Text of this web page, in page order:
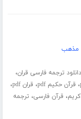
مذهب
دانلود ترجمه فارسی قران،
، قرآن حکیم pdf ، قران pdf ،
، قرآن فارسی، ترجمه